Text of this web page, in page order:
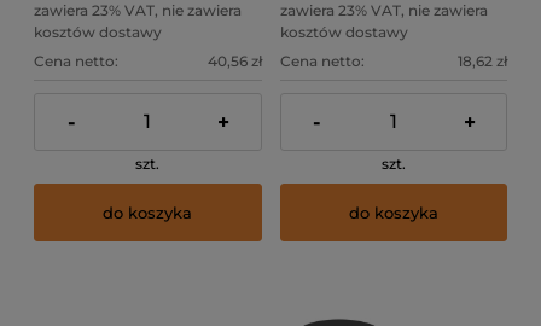
zawiera 23% VAT, nie zawiera
kosztów dostawy
Cena netto:
40,56 zł
- +
szt.
do koszyka
zawiera 23% VAT, nie zawiera
kosztów dostawy
Cena netto:
18,62 zł
- +
szt.
do koszyka